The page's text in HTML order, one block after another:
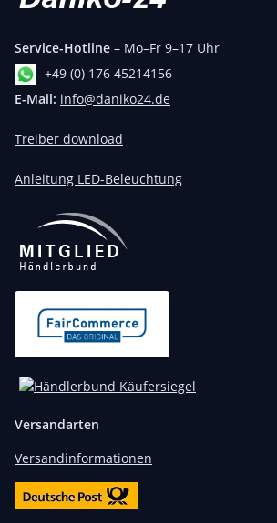
Service-Hotline – Mo–Fr 9–17 Uhr
+49 (0) 176 45214156
E-Mail: info@daniko24.de
Treiber download
Anleitung LED-Beleuchtung
Versandarten
Versandinformationen